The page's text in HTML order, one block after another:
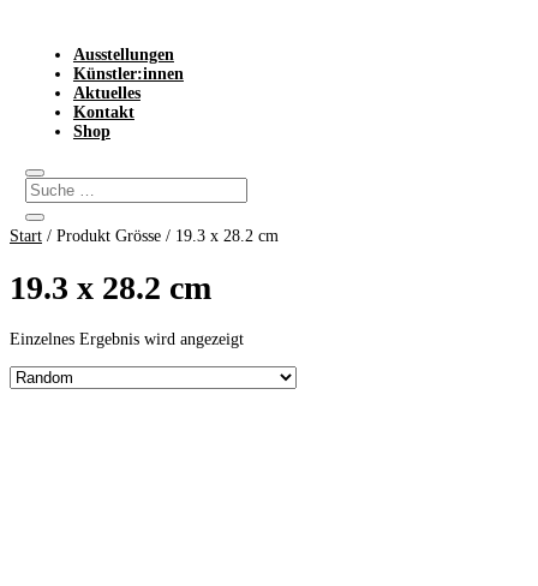
Ausstellungen
Künstler:innen
Aktuelles
Kontakt
Shop
Start / Produkt Grösse / 19.3 x 28.2 cm
19.3 x 28.2 cm
Einzelnes Ergebnis wird angezeigt